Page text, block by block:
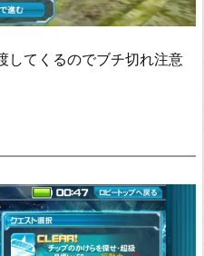
してくるのでブチ切れ注意